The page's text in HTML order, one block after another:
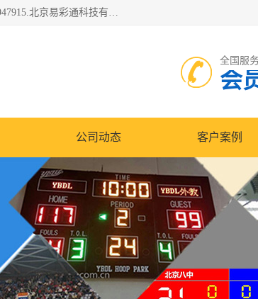
北京易彩通科技有限责任公司(2018ect.b2b168.com)主要提供陕西计时记分系统，全国统一热线：15611947915.北京易彩通科技有限责任公司有一支长期从事智能控制系统研发的高素质的队伍，具有嵌入式系统，视频系统、通信系统、网络系统，体育计时系统的知识和技能。强力打造体育比赛计时计分系统、智能升降旗系统、标准时钟系统、赛事编排及信息发布系统，为用户提供较新的，较廉价的，应用解决方案。
全国服
会
公司动态 客户案例